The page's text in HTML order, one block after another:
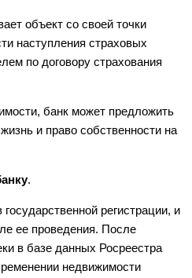
объект со своей точки
наступления страховых
по договору страхования
банк может предложить
и право собственности на
.
регистрации, и
ее проведения. После
в базе данных Росреестра
недвижимости